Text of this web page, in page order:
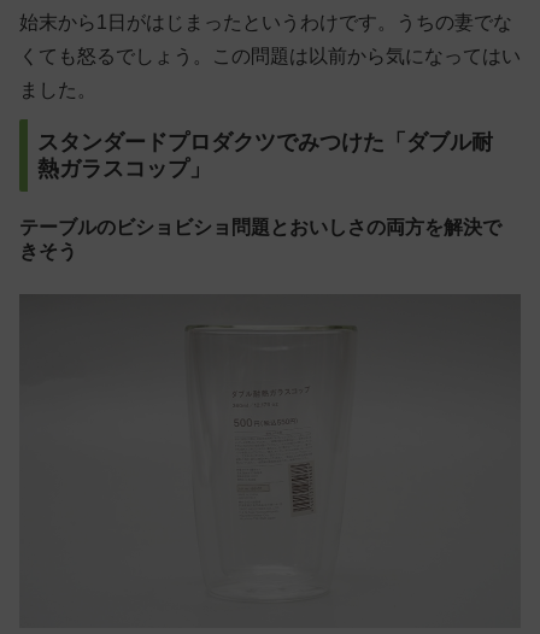
始末から1日がはじまったというわけです。うちの妻でな
くても怒るでしょう。この問題は以前から気になってはい
ました。
スタンダードプロダクツでみつけた「ダブル耐
熱ガラスコップ」
テーブルのビショビショ問題とおいしさの両方を解決で
きそう